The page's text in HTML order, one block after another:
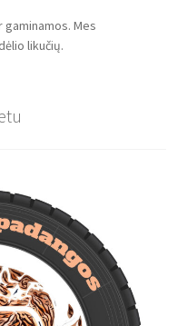
Mes
likučių.